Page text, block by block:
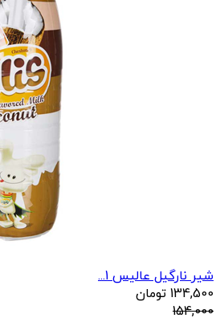
شیر نارگیل عالیس 1...
134,500 تومان
154,000